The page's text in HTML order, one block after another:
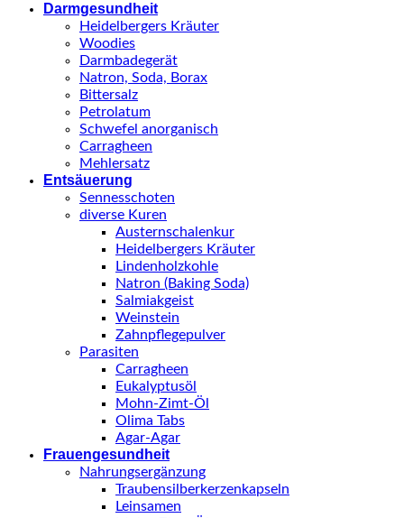
Darmgesundheit
Heidelbergers Kräuter
Woodies
Darmbadegerät
Natron, Soda, Borax
Bittersalz
Petrolatum
Schwefel anorganisch
Carragheen
Mehlersatz
Entsäuerung
Sennesschoten
diverse Kuren
Austernschalenkur
Heidelbergers Kräuter
Lindenholzkohle
Natron (Baking Soda)
Salmiakgeist
Weinstein
Zahnpflegepulver
Parasiten
Carragheen
Eukalyptusöl
Mohn-Zimt-Öl
Olima Tabs
Agar-Agar
Frauengesundheit
Nahrungsergänzung
Traubensilberkerzenkapseln
Leinsamen